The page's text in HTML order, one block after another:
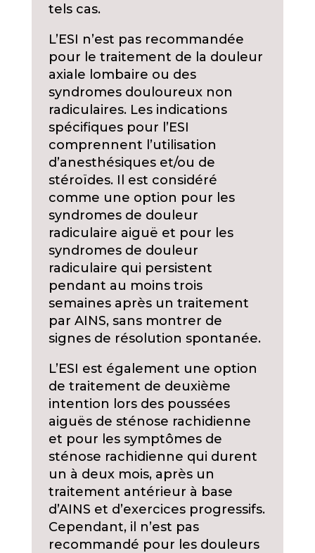
tels cas.
L’ESI n’est pas recommandée
pour le traitement de la douleur
axiale lombaire ou des
syndromes douloureux non
radiculaires. Les indications
spécifiques pour l’ESI
comprennent l’utilisation
d’anesthésiques et/ou de
stéroïdes. Il est considéré
comme une option pour les
syndromes de douleur
radiculaire aiguë et pour les
syndromes de douleur
radiculaire qui persistent
pendant au moins trois
semaines après un traitement
par AINS, sans montrer de
signes de résolution spontanée.
L’ESI est également une option
de traitement de deuxième
intention lors des poussées
aiguës de sténose rachidienne
et pour les symptômes de
sténose rachidienne qui durent
un à deux mois, après un
traitement antérieur à base
d’AINS et d’exercices progressifs.
Cependant, il n’est pas
recommandé pour les douleurs